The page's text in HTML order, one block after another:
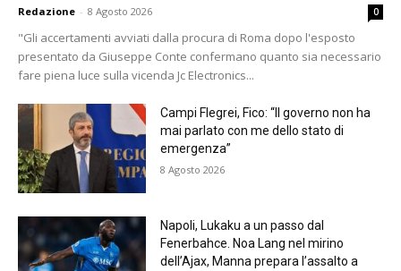
Redazione - 8 Agosto 2026 0
"Gli accertamenti avviati dalla procura di Roma dopo l'esposto
presentato da Giuseppe Conte confermano quanto sia necessario
fare piena luce sulla vicenda Jc Electronics...
Campi Flegrei, Fico: “Il governo non ha
mai parlato con me dello stato di
emergenza”
8 Agosto 2026
Napoli, Lukaku a un passo dal
Fenerbahce. Noa Lang nel mirino
dell’Ajax, Manna prepara l’assalto a